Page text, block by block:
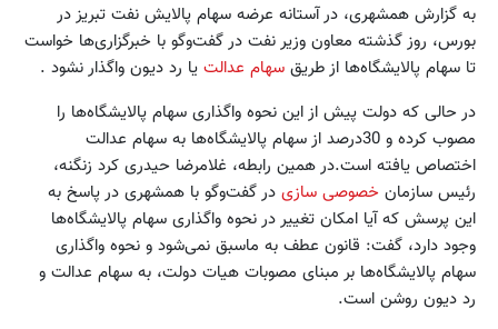
به گزارش همشهری، در آستانه عرضه سهام پالایش نفت تبریز در
بورس، روز گذشته معاون وزیر نفت در گفت‌وگو با خبرگزاری‌ها خواست
تا سهام پالایشگاه‌ها از طریق سهام عدالت یا رد دیون واگذار نشود .
در حالی که دولت پیش از این نحوه واگذاری سهام پالایشگاه‌ها را
مصوب کرده و 30درصد از سهام پالایشگاه‌ها به سهام عدالت
اختصاص یافته است.در همین رابطه، غلامرضا حیدری کرد زنگنه،
رئیس سازمان خصوصی سازی در گفت‌وگو با همشهری در پاسخ به
این پرسش که آیا امکان تغییر در نحوه واگذاری سهام پالایشگاه‌ها
وجود دارد، گفت: قانون عطف به ماسبق نمی‌شود و نحوه واگذاری
سهام پالایشگاه‌ها بر مبنای مصوبات هیات دولت، به سهام عدالت و
رد دیون روشن است.